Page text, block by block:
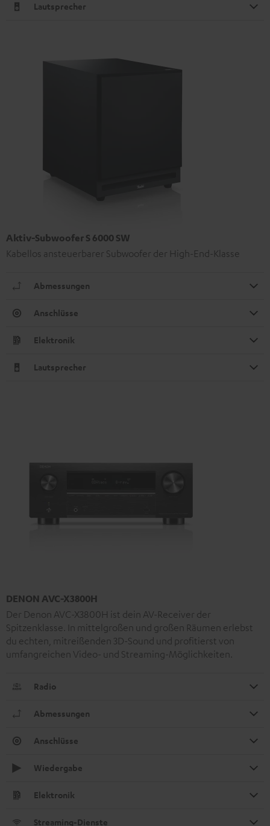
Lautsprecher
Aktiv-Subwoofer S 6000 SW
Kabellos ansteuerbarer Subwoofer der High-End-Klasse
Abmessungen
Anschlüsse
Elektronik
Lautsprecher
DENON AVC-X3800H
Der Denon AVC-X3800H ist dein AV-Receiver der
Spitzenklasse. In mittelgroßen und großen Räumen erlebst
du echten, mitreißenden 3D-Sound und profitierst von
umfangreichen Video- und Streaming-Möglichkeiten.
Radio
Abmessungen
Anschlüsse
Wiedergabe
Elektronik
Streaming-Dienste